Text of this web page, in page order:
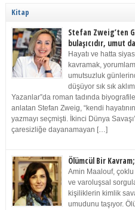
Kitap
Stefan Zweig’ten
bulaşıcıdır, umut
Hayatı ve hatta
kavramak,
umutsuzluk
düşüyor sık sık
Yazanlar”da roman tadında
anlatan Stefan Zweig, “kendi
yazmayı seçmişti. İkinci Dünya
çaresizliğe dayanamayan […]
Ölümcül Bir
Amin Maalouf,
ve varoluşsal
kişiliklerin kimlik
umudunu taşıyor.